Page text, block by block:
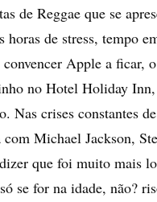
de Reggae que se
horas de stress, tempo
Apple a ficar,
no Hotel Holiday
Nas crises constantes
com Michael Jackson,
que foi muito mais
se for na idade, não?